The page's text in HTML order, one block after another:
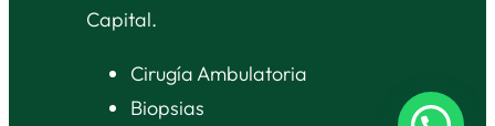
Capital.
Cirugía Ambulatoria
Biopsias